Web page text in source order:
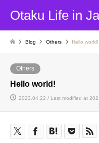
Otaku Life in
Blog Others Hello world!
Others
Hello world!
2023.04.22 / Last modified at